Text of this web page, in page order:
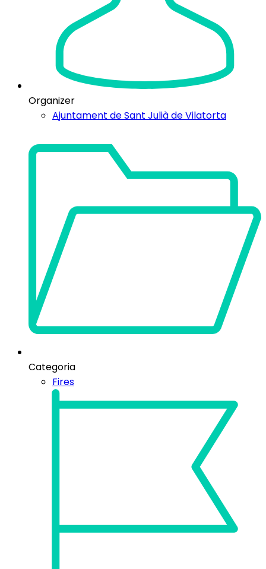
Organizer
Ajuntament de Sant Julià de Vilatorta
Categoria
Fires